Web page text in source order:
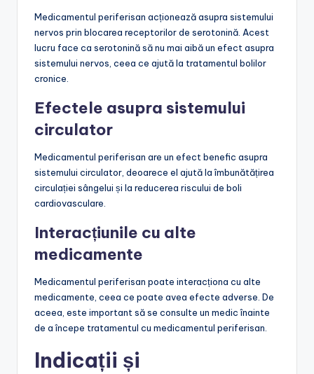
Medicamentul periferisan acționează asupra sistemului
nervos prin blocarea receptorilor de serotonină. Acest
lucru face ca serotonină să nu mai aibă un efect asupra
sistemului nervos, ceea ce ajută la tratamentul bolilor
cronice.
Efectele asupra sistemului
circulator
Medicamentul periferisan are un efect benefic asupra
sistemului circulator, deoarece el ajută la îmbunătățirea
circulației sângelui și la reducerea riscului de boli
cardiovasculare.
Interacțiunile cu alte
medicamente
Medicamentul periferisan poate interacționa cu alte
medicamente, ceea ce poate avea efecte adverse. De
aceea, este important să se consulte un medic înainte
de a începe tratamentul cu medicamentul periferisan.
Indicații și